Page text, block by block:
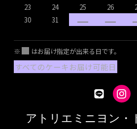
23
24 25 26
30
31
※ はお届け指定が出来る日です。
すべてのケーキお届け可能日
アトリエミニヨン・